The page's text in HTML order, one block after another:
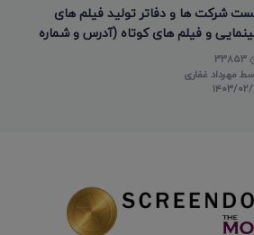
شرکت ها و دفاتر تولید فیلم های
و فیلم های کوتاه (آدرس و شماره
مهرداد غفاری
۰۲/۲۰